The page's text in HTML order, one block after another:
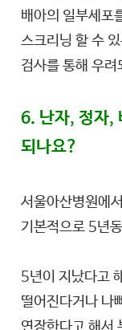
배아의 일부세포
스크리닝 할 수
검사를 통해 우
6. 난자, 정자,
되나요?
서울아산병원에
기본적으로 5년
5년이 지났다고
떨어진다거나 나
연장한다고 해서